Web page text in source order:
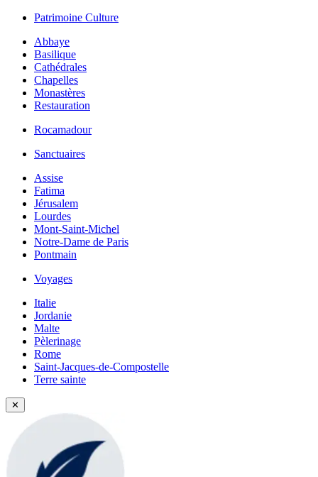
Patrimoine Culture
Abbaye
Basilique
Cathédrales
Chapelles
Monastères
Restauration
Rocamadour
Sanctuaires
Assise
Fatima
Jérusalem
Lourdes
Mont-Saint-Michel
Notre-Dame de Paris
Pontmain
Voyages
Italie
Jordanie
Malte
Pèlerinage
Rome
Saint-Jacques-de-Compostelle
Terre sainte
✕